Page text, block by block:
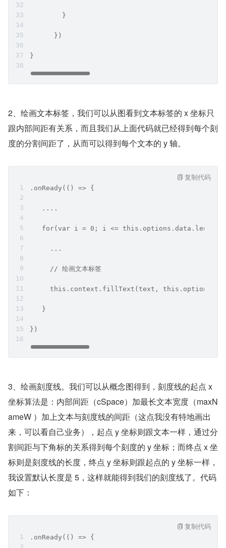
        }
      })
}
2、绘画文本标签，我们可以从图看到文本标签的 x 坐标只
跟内部间距有关系，而且我们从上面代码就已经得到每个刻
度的分割间距了，从而可以得到每个文本的 y 轴。
.onReady(() => {
   ....
for(var i = 0; i <= this.options.data.length;
     ...
     // 绘画文本标签
this.context.fillText(text,
   }
})
复制代码
3、绘画刻度线。我们可以从概念图得到，刻度线的起点 x
坐标算法是：内部间距（cSpace）加最长文本宽度（maxN
ameW ）加上文本与刻度线的间距（这点我没有特地画出
来，可以看自己业务），起点 y 坐标则跟文本一样，通过分
割间距与下角标的关系得到每个刻度的 y 坐标；而终点 x 坐
标则是刻度线的长度，终点 y 坐标则跟起点的 y 坐标一样，
我设置默认长度是 5，这样就能得到我们的刻度线了。代码
如下：
.onReady(() => {
复制代码